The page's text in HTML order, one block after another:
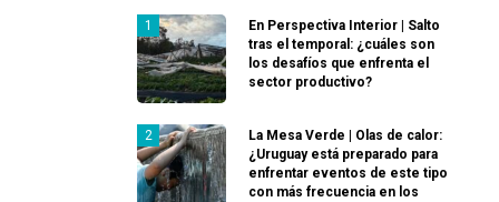
En Perspectiva Interior | Salto
tras el temporal: ¿cuáles son
los desafíos que enfrenta el
sector productivo?
La Mesa Verde | Olas de calor:
¿Uruguay está preparado para
enfrentar eventos de este tipo
con más frecuencia en los